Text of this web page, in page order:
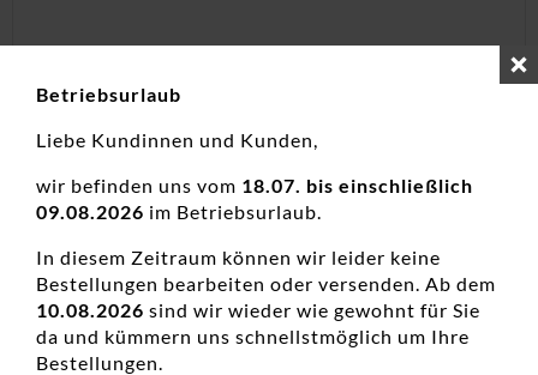
Betriebsurlaub
Liebe Kundinnen und Kunden,
wir befinden uns vom 18.07. bis einschließlich
09.08.2026 im Betriebsurlaub.
In diesem Zeitraum können wir leider keine
Bestellungen bearbeiten oder versenden. Ab dem
10.08.2026 sind wir wieder wie gewohnt für Sie
da und kümmern uns schnellstmöglich um Ihre
Bestellungen.